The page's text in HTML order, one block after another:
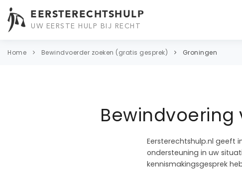
EERSTERECHTSHULP
UW EERSTE HULP BIJ RECHT
Home Bewindvoerder zoeken (gratis gesprek) Groningen
Eersterechtshulp.nl geeft
ondersteuning in uw
kennismakingsgesprek